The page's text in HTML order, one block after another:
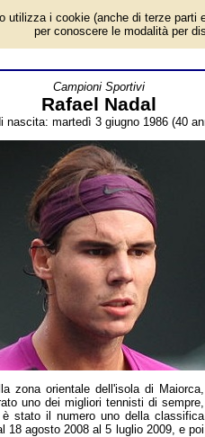
- Almanacco
è la data di nascita, età, dove è
2008 e 2016 e vincitore di cinque
Campioni Sportivi
Rafael Nadal
nascita: martedì 3 giugno 1986 (40
zona orientale dell'isola di Maiorca,
uno dei migliori tennisti di sempre,
stato il numero uno della classifica
18 agosto 2008 al 5 luglio 2009, e poi
utilizza i cookie (anche di terze parti
per conoscere le modalità per